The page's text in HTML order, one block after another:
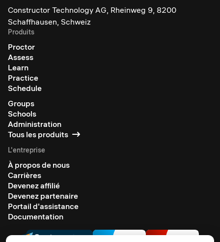
Constructor Technology AG, Rheinweg 9, 8200
Schaffhausen, Schweiz
Produits
Proctor
Assess
Learn
Practice
Schedule
Groups
Schools
Administration
Tous les produits
L'entreprise
À propos de nous
Carrières
Devenez affilié
Devenez partenaire
Portail d'assistance
Documentation